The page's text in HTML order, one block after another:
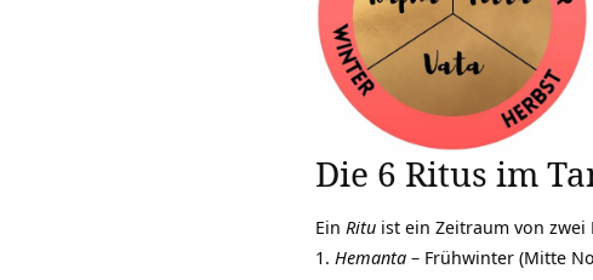
Die 6 Ritus im
Ein Ritu ist ein Zeitraum von
Hemanta – Frühwinter (Mitte